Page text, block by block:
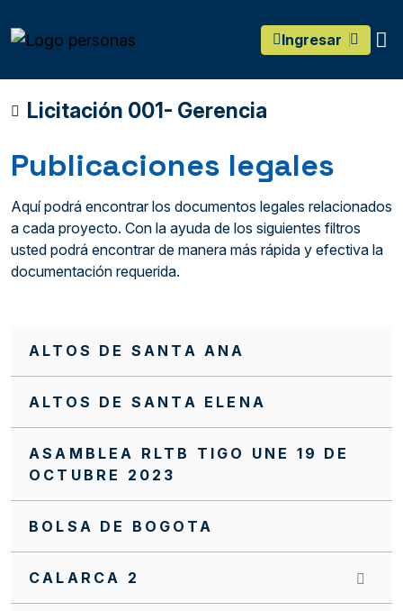
Ingresar
Licitación 001- Gerencia
Publicaciones legales
Aquí podrá encontrar los documentos legales relacionados
a cada proyecto. Con la ayuda de los siguientes filtros
usted podrá encontrar de manera más rápida y efectiva la
documentación requerida.
ALTOS DE SANTA ANA
ALTOS DE SANTA ELENA
ASAMBLEA RLTB TIGO UNE 19 DE
OCTUBRE 2023
BOLSA DE BOGOTA
CALARCA 2